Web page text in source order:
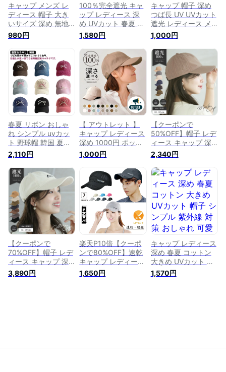
キャップ メンズ レ
ディース 帽子 大き
いサイズ 深め 無地
シンプル 無地帽子
紫外線対策 ユニセッ
クス コットン 100%
ぼうし cap おしゃれ
ランニング ウォーキ
ング スポーツ 野球
帽 大きめ ベースボ
ールキャップ ブラッ
ク 黒
980円
100％完全遮光 キャ
ップ レディース 深
め UVカット 春夏 コ
ットン 大きめ 帽子
シンプル 紫外線 対
策 おしゃれ 可愛い
綿100％ メンズ 黒
ベージュ 深い 無地
女性 男性 キャップ
レディース 深め uv
帽子 uvカット メン
ズ キッズ シンプル
コットン ベースボー
ルキャップ
1,580円
キャップ 帽子 深め
つば長 UV UVカット
遮光 レディース メ
ンズ 深め おしゃれ
オールシーズン キッ
ズ 無地 涼しい シン
プル コットン 大き
め ベースボールキャ
ップ 自転車 ランニ
ング 1000円 ポッキ
リ 送料無料 cap1
1,000円
春夏 リボン おしゃ
れ シンプル uvカッ
ト 野球帽 韓国 夏用
帽子 深め 刺繍 レデ
ィース コットン 大
きめ ベースボールキ
ャップ 大人 可愛い
紫外線カット カジュ
アル 綿 ぼうし キャ
ップ
2,110円
【 アウトレット 】
キャップ レディース
深め 1000円 ポッキ
リ uv おしゃれ メン
ズ 夏用 ブランド キ
ッズ 帽子 無地 春夏
接触冷感 涼しい uv
カット シンプル コ
ットン メッシュ 大
きめ ベースボールキ
ャップ ランニング
1,000円
【クーポンで
50%OFF】帽子 レデ
ィース キャップ 深
め uv おしゃれ メン
ズ 夏用 帽子 春夏 涼
しい uvカット シン
プル 綿 コットン 大
きめ ベースボールキ
ャップ スポーツ ラ
ンニング
2,340円
【クーポンで
70%OFF】帽子 レデ
ィース キャップ 深
め uv おしゃれ メン
ズ 夏用 帽子 春夏 涼
3,890円
楽天P10倍【クーポ
ンで80%OFF】速乾
キャップ レディース
メッシュ ランニング
スポーツ 深め メン
1,650円
キャップ レディース
深め 春夏 コットン
大きめ UVカット 帽
子 シンプル 紫外線
対策 おしゃれ 可愛
1,570円